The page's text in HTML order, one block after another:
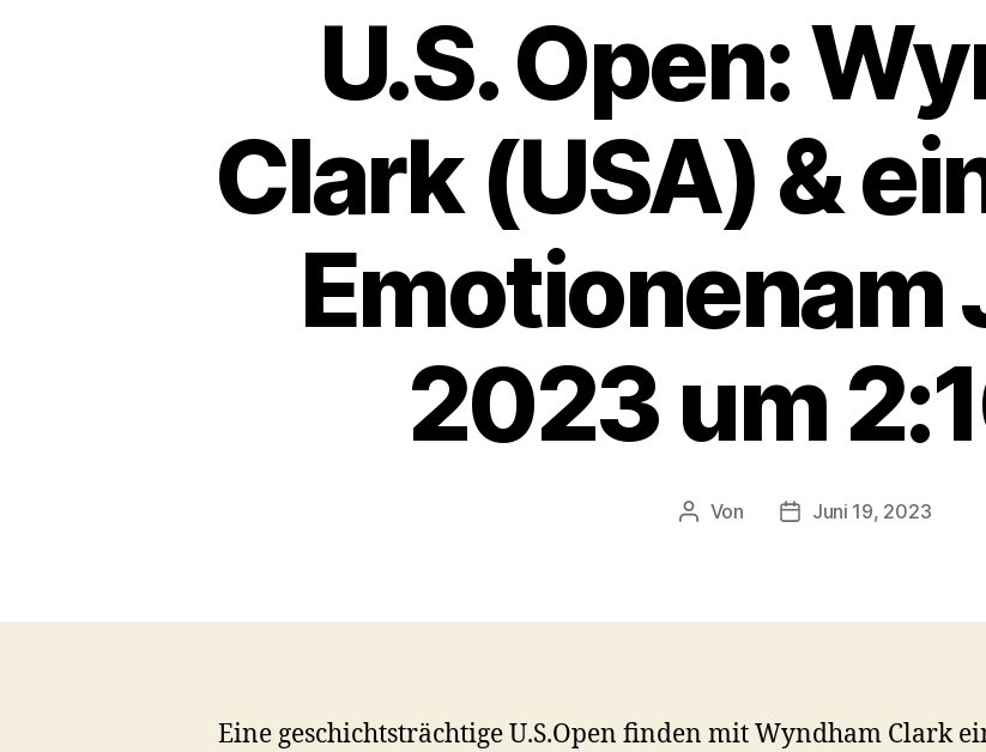
U.S. Open:
Clark (USA) &
Emotionenam
2023 um
Beitragsautor
Von Juni 19, 2023
Eine geschichtsträchtige U.S.Open finden mit Wyndham Clark